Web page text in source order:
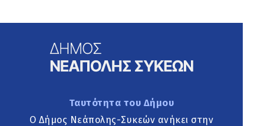
Ταυτότητα του Δήμου
Ο Δήμος Νεάπολης-Συκεών ανήκει στην